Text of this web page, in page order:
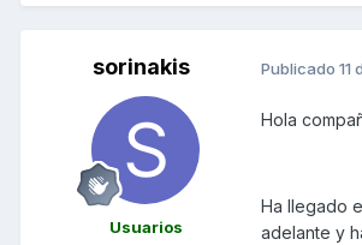
sorinakis
Usuarios
Publicado 11
Hola
Ha llegado
adelante y